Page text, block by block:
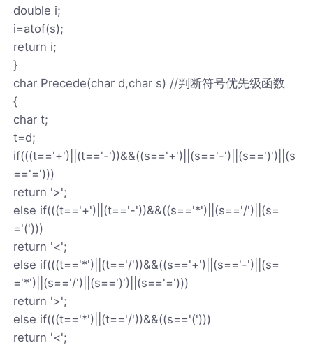
double i;
i=atof(s);
return i;
}
char Precede(char d,char s) //判断符号优先级函数
{
char t;
t=d;
if(((t=='+')||(t=='-'))&&((s=='+')||(s=='-')||(s==')')||(s
=='=')))
return '>';
else if(((t=='+')||(t=='-'))&&((s=='*')||(s=='/')||(s=
='(')))
return '<';
else if(((t=='*')||(t=='/'))&&((s=='+')||(s=='-')||(s=
='*')||(s=='/')||(s==')')||(s=='=')))
return '>';
else if(((t=='*')||(t=='/'))&&((s=='(')))
return '<';